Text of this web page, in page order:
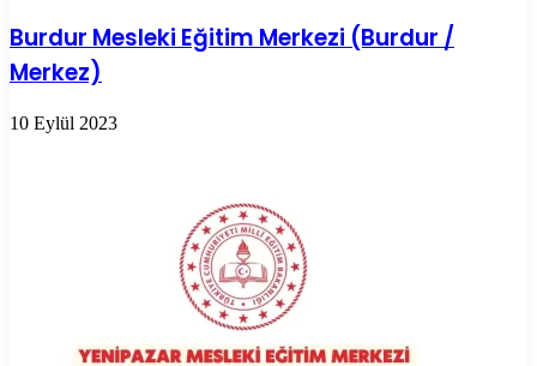
Burdur Mesleki Eğitim Merkezi (Burdur /
Merkez)
10 Eylül 2023